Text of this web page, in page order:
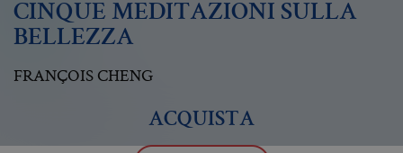
CINQUE MEDITAZIONI SULLA
BELLEZZA
FRANÇOIS CHENG
ACQUISTA